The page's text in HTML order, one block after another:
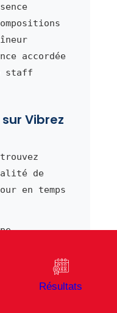
accordée
staff
Vibrez
de
en temps
et publie
sur
Résultats